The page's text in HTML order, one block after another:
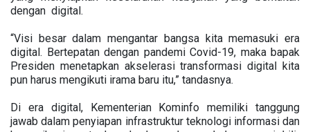
dengan digital.
“Visi besar dalam mengantar bangsa kita memasuki era
digital. Bertepatan dengan pandemi Covid-19, maka bapak
Presiden menetapkan akselerasi transformasi digital kita
pun harus mengikuti irama baru itu,” tandasnya.
Di era digital, Kementerian Kominfo memiliki tanggung
jawab dalam penyiapan infrastruktur teknologi informasi dan